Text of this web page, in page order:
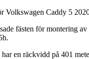
Volkswagen Caddy 5
fästen för montering
en räckvidd på 401